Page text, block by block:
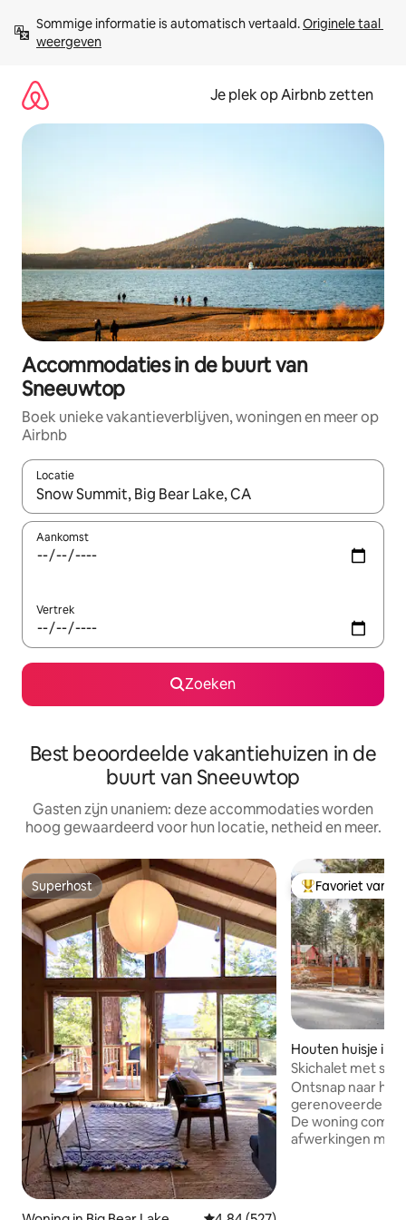
direct
naar
Sommige informatie is automatisch vertaald. Originele taal
weergeven
Je plek op Airbnb zetten
Accommodaties in de buurt van
Sneeuwtop
Boek unieke vakantieverblijven, woningen en meer op
Airbnb
Locatie
Wanneer er resultaten beschikbaar zijn, maak je een keuze
Aankomst
Vertrek
Zoeken
Best beoordeelde vakantiehuizen in de
buurt van Sneeuwtop
Gasten zijn unaniem: deze accommodaties worden
hoog gewaardeerd voor hun locatie, netheid en meer.
Superhost
Superhost Topfavoriet van
Favoriet van
Houten huisje in
ke
Skichalet met spa
Snow Summit
Ontsnap naar
gerenoveerde
De woning
afwerkingen met